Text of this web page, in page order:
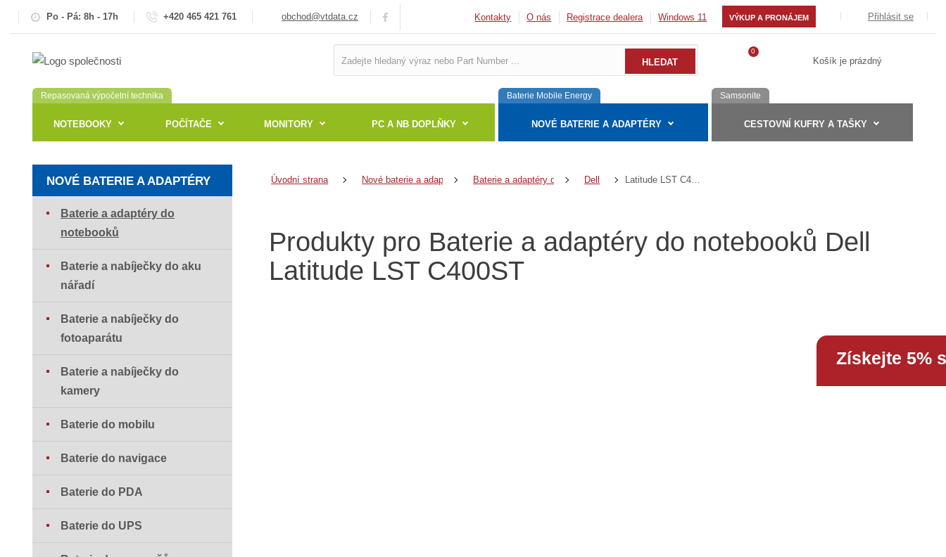
Po - Pá: 8h - 17h +420 465 421 761 obchod@vtdata.cz Kontakty O nás Registrace dealera Windows 11 VÝKUP A PRONÁJEM Přihlásit se
0
Košík je prázdný
Repasovaná výpočetní technika
NOTEBOOKY POČÍTAČE MONITORY PC A NB DOPLŇKY
Baterie Mobile Energy
NOVÉ BATERIE A ADAPTÉRY
Samsonite
CESTOVNÍ KUFRY A TAŠKY
Úvodní strana Nové baterie a adaptéry Baterie a adaptéry do notebooků
Dell
Produkty pro Baterie a adaptéry do notebooků Dell
Latitude LST C400ST
NOVÉ BATERIE A ADAPTÉRY
Baterie a adaptéry do
notebooků
Baterie a nabíječky do aku
nářadí
Baterie a nabíječky do
fotoaparátu
Baterie a nabíječky do
kamery
Baterie do mobilu
Baterie do navigace
Baterie do PDA
Baterie do UPS
Získejte 5%